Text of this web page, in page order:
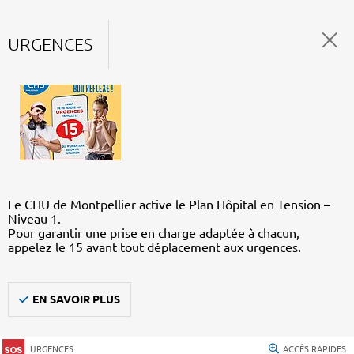
URGENCES
Le CHU de Montpellier active le Plan Hôpital en Tension –
Niveau 1.
Pour garantir une prise en charge adaptée à chacun,
appelez le 15 avant tout déplacement aux urgences.
EN SAVOIR PLUS
URGENCES ACCÈS RAPIDES